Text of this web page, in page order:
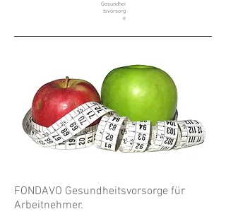
Gesundhei
tsvorsorg
e
FONDAVO Gesundheitsvorsorge für
Arbeitnehmer.